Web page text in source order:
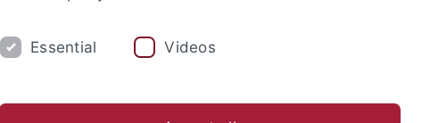
COOPERATING SCIENTISTS
Essential Videos